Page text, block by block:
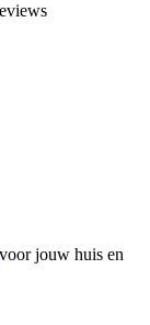
voor jouw huis en